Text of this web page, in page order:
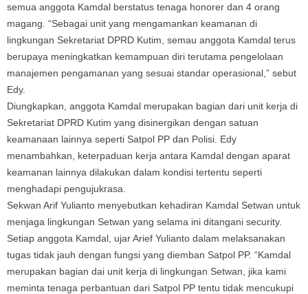
semua anggota Kamdal berstatus tenaga honorer dan 4 orang
magang. “Sebagai unit yang mengamankan keamanan di
lingkungan Sekretariat DPRD Kutim, semau anggota Kamdal terus
berupaya meningkatkan kemampuan diri terutama pengelolaan
manajemen pengamanan yang sesuai standar operasional,” sebut
Edy.
Diungkapkan, anggota Kamdal merupakan bagian dari unit kerja di
Sekretariat DPRD Kutim yang disinergikan dengan satuan
keamanaan lainnya seperti Satpol PP dan Polisi. Edy
menambahkan, keterpaduan kerja antara Kamdal dengan aparat
keamanan lainnya dilakukan dalam kondisi tertentu seperti
menghadapi pengujukrasa.
Sekwan Arif Yulianto menyebutkan kehadiran Kamdal Setwan untuk
menjaga lingkungan Setwan yang selama ini ditangani security.
Setiap anggota Kamdal, ujar Arief Yulianto dalam melaksanakan
tugas tidak jauh dengan fungsi yang diemban Satpol PP. “Kamdal
merupakan bagian dai unit kerja di lingkungan Setwan, jika kami
meminta tenaga perbantuan dari Satpol PP tentu tidak mencukupi